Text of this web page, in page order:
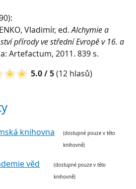
Vladimír, ed.Alchymie a
přírody ve střední Evropě v 16. a
Artefactum, 2011. 839 s.
5.0 / 5(12 hlasů)
knihovna
(dostupné pouze v této
knihovně)
věd
(dostupné pouze v této
knihovně)